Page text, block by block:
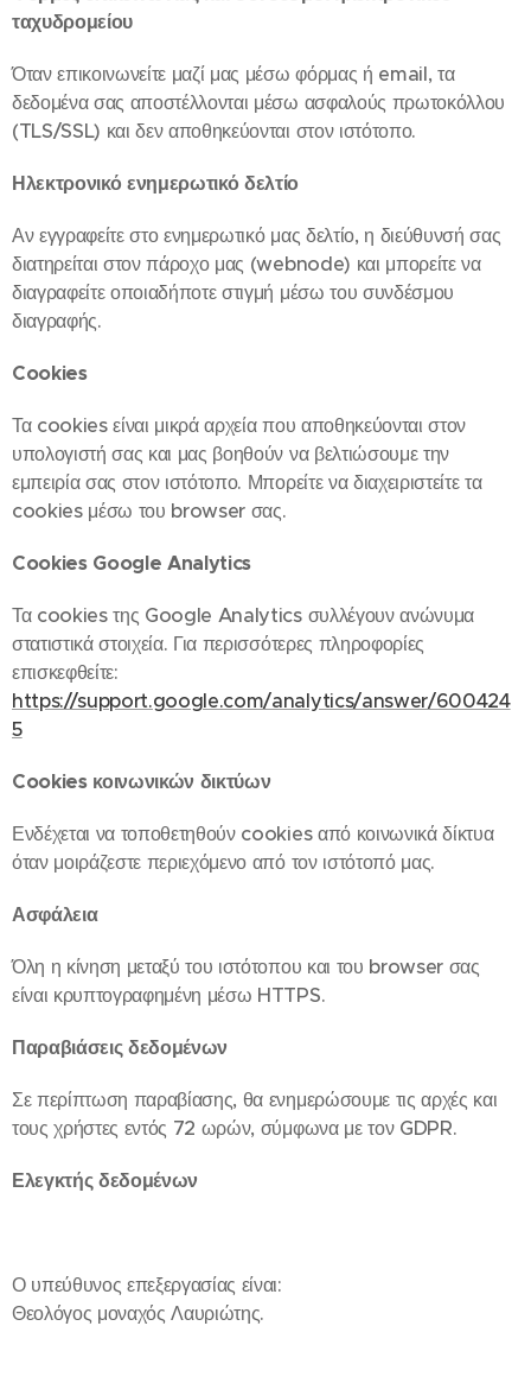
ταχυδρομείου
Όταν επικοινωνείτε μαζί μας μέσω φόρμας ή email, τα
δεδομένα σας αποστέλλονται μέσω ασφαλούς πρωτοκόλλου
(TLS/SSL) και δεν αποθηκεύονται στον ιστότοπο.
Ηλεκτρονικό ενημερωτικό δελτίο
Αν εγγραφείτε στο ενημερωτικό μας δελτίο, η διεύθυνσή σας
διατηρείται στον πάροχο μας (webnode) και μπορείτε να
διαγραφείτε οποιαδήποτε στιγμή μέσω του συνδέσμου
διαγραφής.
Cookies
Τα cookies είναι μικρά αρχεία που αποθηκεύονται στον
υπολογιστή σας και μας βοηθούν να βελτιώσουμε την
εμπειρία σας στον ιστότοπο. Μπορείτε να διαχειριστείτε τα
cookies μέσω του browser σας.
Cookies Google Analytics
Τα cookies της Google Analytics συλλέγουν ανώνυμα
στατιστικά στοιχεία. Για περισσότερες πληροφορίες
επισκεφθείτε:
https://support.google.com/analytics/answer/600424
5
Cookies κοινωνικών δικτύων
Ενδέχεται να τοποθετηθούν cookies από κοινωνικά δίκτυα
όταν μοιράζεστε περιεχόμενο από τον ιστότοπό μας.
Ασφάλεια
Όλη η κίνηση μεταξύ του ιστότοπου και του browser σας
είναι κρυπτογραφημένη μέσω HTTPS.
Παραβιάσεις δεδομένων
Σε περίπτωση παραβίασης, θα ενημερώσουμε τις αρχές και
τους χρήστες εντός 72 ωρών, σύμφωνα με τον GDPR.
Ελεγκτής δεδομένων
Ο υπεύθυνος επεξεργασίας είναι:
Θεολόγος μοναχός Λαυριώτης.